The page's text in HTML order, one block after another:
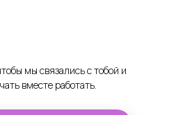
мы связались с тобой и
вместе работать.